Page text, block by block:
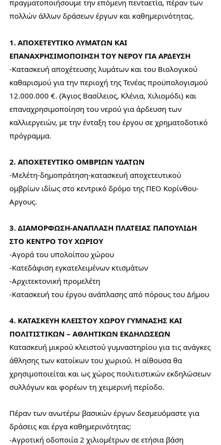
πραγματοποιήσουμε την επόμενη πενταετία, πέραν των
πολλών άλλων δράσεων έργων και καθημερινότητας.
1. ΑΠΟΧΕΤΕΥΤΙΚΟ ΛΥΜΑΤΩΝ ΚΑΙ
ΕΠΑΝΑΧΡΗΣΙΜΟΠΟΙΗΣΗ ΤΟΥ ΝΕΡΟΥ ΓΙΑ ΑΡΔΕΥΣΗ
-Κατασκευή αποχέτευσης λυμάτων και του Βιολογικού
καθαρισμού για την περιοχή της Τενέας προϋπολογισμού
12.000.000 €. (Άγιος Βασίλειος, Κλένια, Χιλιομόδι) και
επαναχρησιμοποίηση του νερού για άρδευση των
καλλιεργειών, με την ένταξη του έργου σε χρηματοδοτικό
πρόγραμμα.
2. ΑΠΟΧΕΤΕΥΤΙΚΟ ΟΜΒΡΙΩΝ ΥΔΑΤΩΝ
-Μελέτη-δημοπράτηση-κατασκευή αποχετευτικού
ομβρίων ιδίως στο κεντρικό δρόμο της ΠΕΟ Κορίνθου-
Αργους.
3. ΔΙΑΜΟΡΦΩΣΗ-ΑΝΑΠΛΑΣΗ ΠΛΑΤΕΙΑΣ ΠΑΠΟΥΛΙΔΗ
ΣΤΟ ΚΕΝΤΡΟ ΤΟΥ ΧΩΡΙΟΥ
-Αγορά του υπολοίπου χώρου
-Κατεδάφιση εγκατελειμένων κτισμάτων
-Αρχιτεκτονική προμελέτη
-Κατασκευή του έργου ανάπλασης από πόρους του Δήμου
4. ΚΑΤΑΣΚΕΥΗ ΚΛΕΙΣΤΟΥ ΧΩΡΟΥ ΓΥΜΝΑΣΗΣ ΚΑΙ
ΠΟΛΙΤΙΣΤΙΚΩΝ – ΑΘΛΗΤΙΚΩΝ ΕΚΔΗΛΩΣΕΩΝ
Κατασκευή μικρού κλειστού γυμναστηρίου για τις ανάγκες
άθλησης των κατοίκων του χωριού. Η αίθουσα θα
χρησιμοποιείται και ως χώρος ποιλιτιστικών εκδηλώσεων
συλλόγων και φορέων τη χειμερινή περίοδο.
Πέραν των ανωτέρω βασικών έργων δεσμευόμαστε για
δράσεις και έργα καθημερινότητας:
-Αγροτική οδοποιία 2 χιλιομέτρων σε ετήσια βάση